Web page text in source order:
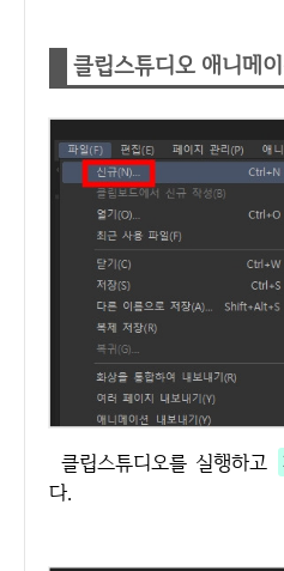
클립스튜디오 애니메
클립스튜디오를 실행하고
다.